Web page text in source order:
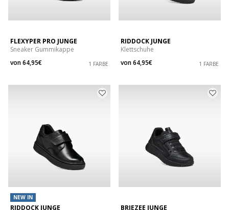
FLEXYPER PRO JUNGE
Sneaker Gummikappe
von64,95€ 1 FARBE
RIDDOCK JUNGE
Klettschuhe
von64,95€ 1 FARBE
NEW IN
RIDDOCK JUNGE
BRIEZEE JUNGE